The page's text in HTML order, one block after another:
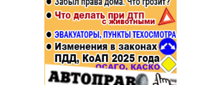
Рестораны, кафе, бары
Спорт Фитнес
Недвижимость
Красота Косметология
Юристы, Экспертиза, Страхование
Ремонт
Социальные организации
Это интересно
Администрация